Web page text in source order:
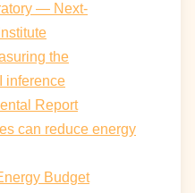
— Next-
the
inference
Report
can reduce energy
Budget